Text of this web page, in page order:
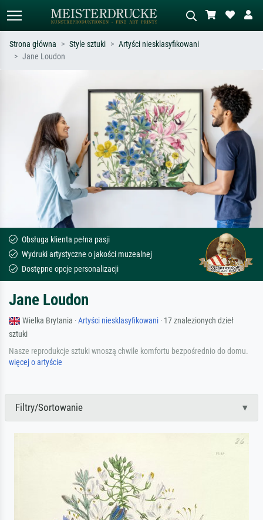
impresjonizm, fala Hokusaia, akt.
Opisz scenę – np. zielona łąka,
abstrakcja z czerwienią, ciemny olej,
stojący akt obok drzewa.
Strona główna Style sztuki
Artyści niesklasyfikowani
Jane Loudon
Obsługa klienta pełna pasji
Wydruki artystyczne o jakości muzealnej
Dostępne opcje personalizacji
Jane Loudon
Wielka Brytania ·Artyści niesklasyfikowani · 17 znalezionych dzieł
sztuki
Nasze reprodukcje sztuki wnoszą chwile komfortu bezpośrednio do domu.
więcej o artyście
Filtry/Sortowanie